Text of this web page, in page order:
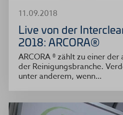
11.09.2018
Live von der
2018: ARCORA®
ARCORA ® zählt zu einer
der Reinigungsbranche.
unter anderem, wenn…